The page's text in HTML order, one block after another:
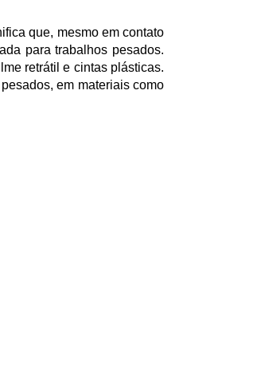
que, mesmo em contato
para trabalhos pesados.
retrátil e cintas plásticas.
em materiais como